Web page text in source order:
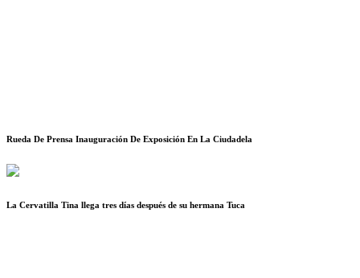
Rueda De Prensa Inauguración De Exposición En La Ciudadela
La Cervatilla Tina llega tres días después de su hermana Tuca